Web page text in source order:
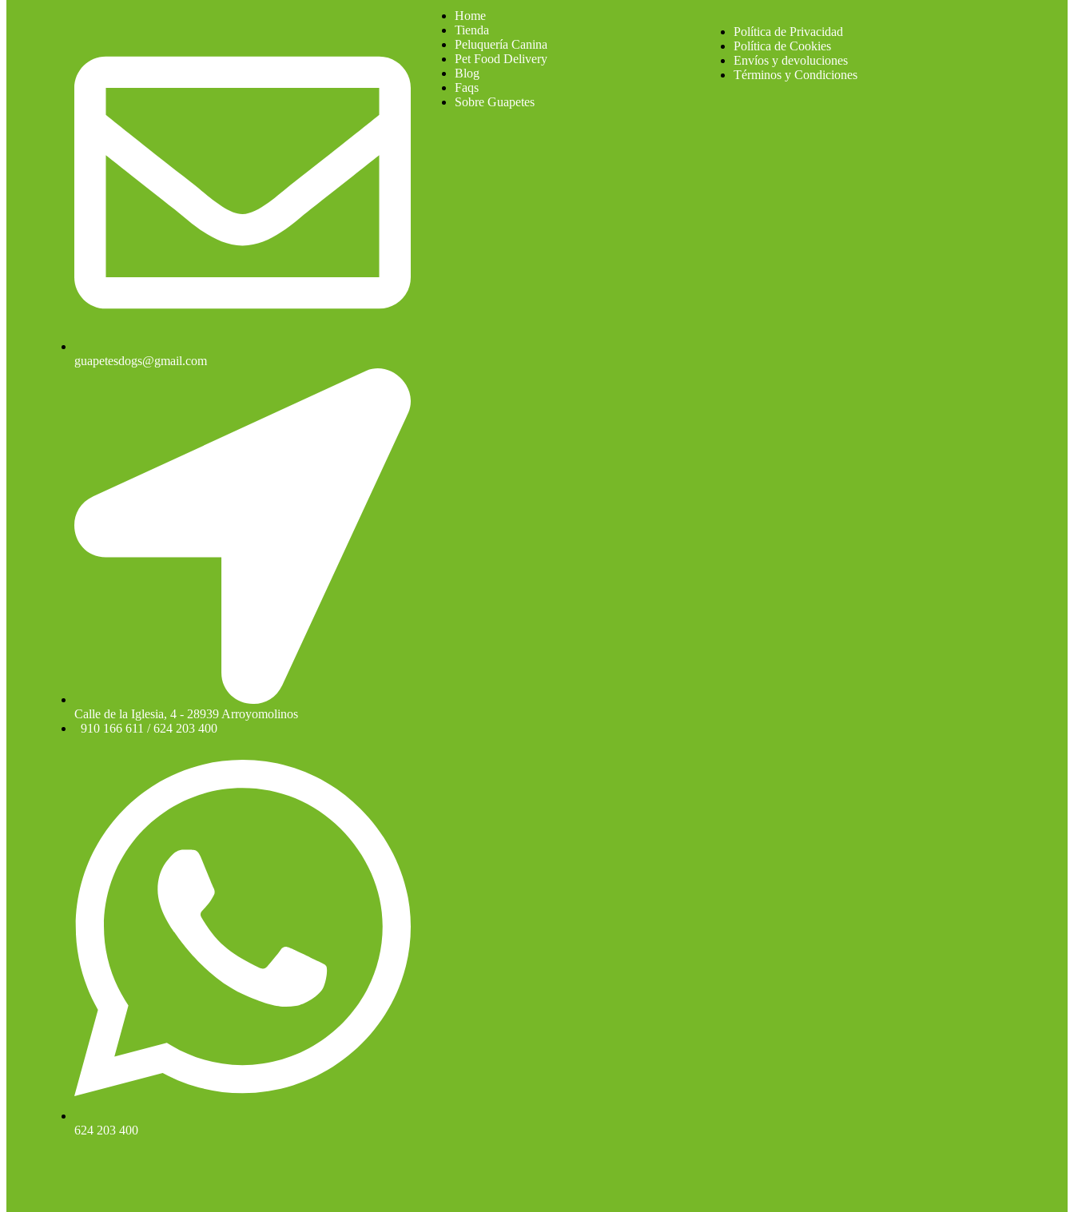
guapetesdogs@gmail.com
Calle de la Iglesia, 4 - 28939 Arroyomolinos
910 166 611 / 624 203 400
624 203 400
Home
Tienda
Peluquería Canina
Pet Food Delivery
Blog
Faqs
Sobre Guapetes
Política de Privacidad
Política de Cookies
Envíos y devoluciones
Términos y Condiciones